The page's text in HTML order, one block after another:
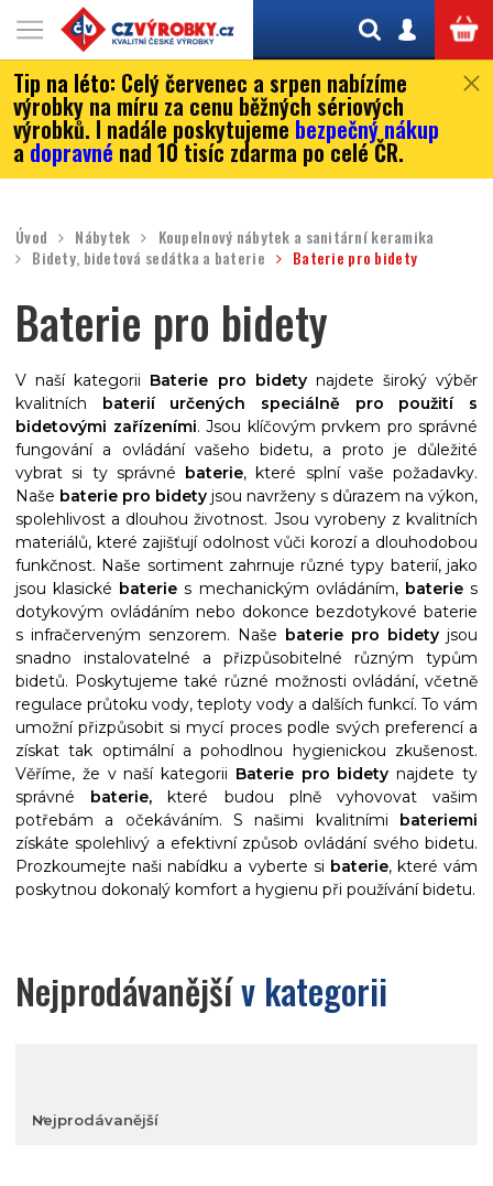
Tip na léto: Celý červenec a srpen nabízíme
výrobky na míru za cenu běžných sériových
výrobků. I nadále poskytujeme bezpečný nákup
adopravné nad 10 tisíc zdarma po celé ČR.
Úvod Nábytek
Koupelnový nábytek a sanitární keramika
Bidety, bidetová sedátka a baterie
Baterie pro bidety
Baterie pro bidety
V naší kategorii Baterie pro bidetynajdete široký výběr
kvalitních baterií určených speciálně pro použití s
bidetovými zařízeními. Jsou klíčovým prvkem pro správné
fungování a ovládání vašeho bidetu, a proto je důležité
vybrat si ty správné baterie, které splní vaše požadavky.
Naše baterie pro bidety jsou navrženy s důrazem na výkon,
spolehlivost a dlouhou životnost. Jsou vyrobeny z kvalitních
materiálů, které zajišťují odolnost vůči korozí a dlouhodobou
funkčnost. Naše sortiment zahrnuje různé typy baterií, jako
jsou klasické baterie s mechanickým ovládáním, bateries
dotykovým ovládáním nebo dokonce bezdotykové baterie
s infračerveným senzorem. Naše baterie pro bidety jsou
snadno instalovatelné a přizpůsobitelné různým typům
bidetů. Poskytujeme také různé možnosti ovládání, včetně
regulace průtoku vody, teploty vody a dalších funkcí. To vám
umožní přizpůsobit si mycí proces podle svých preferencí a
získat tak optimální a pohodlnou hygienickou zkušenost.
Věříme, že v naší kategorii Baterie pro bidety najdete ty
správné baterie, které budou plně vyhovovat vašim
potřebám a očekáváním. S našimi kvalitními bateriemi
získáte spolehlivý a efektivní způsob ovládání svého bidetu.
Prozkoumejte naši nabídku a vyberte si baterie, které vám
poskytnou dokonalý komfort a hygienu při používání bidetu.
Nejprodávanějšív kategorii
Nejprodávanější